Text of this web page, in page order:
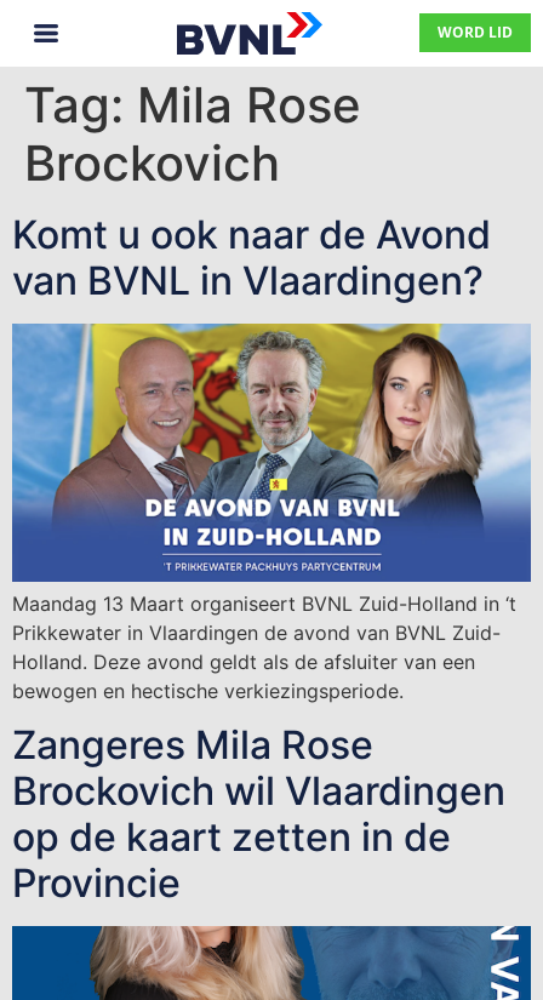
WORD LID
Tag: Mila Rose
Brockovich
Komt u ook naar de Avond
van BVNL in Vlaardingen?
Maandag 13 Maart organiseert BVNL Zuid-Holland in ‘t
Prikkewater in Vlaardingen de avond van BVNL Zuid-
Holland. Deze avond geldt als de afsluiter van een
bewogen en hectische verkiezingsperiode.
Zangeres Mila Rose
Brockovich wil Vlaardingen
op de kaart zetten in de
Provincie